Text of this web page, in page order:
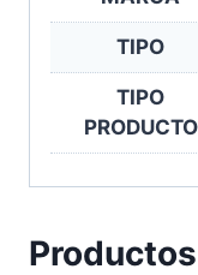
TIPO
TIPO
PRODUCTO